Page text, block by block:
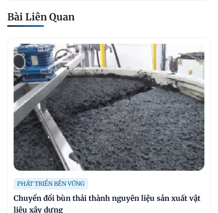
Bài Liên Quan
PHÁT TRIỂN BỀN VỮNG
Chuyển đổi bùn thải thành nguyên liệu sản xuất vật
liệu xây dựng